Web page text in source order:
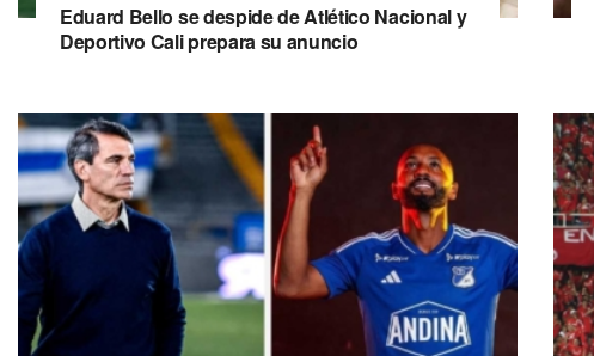
Eduard Bello se despide de Atlético Nacional y
Deportivo Cali prepara su anuncio